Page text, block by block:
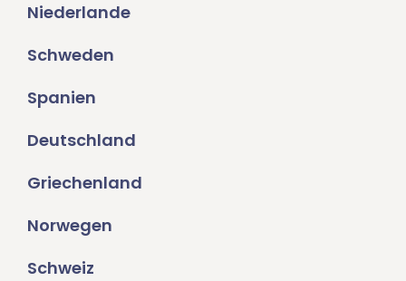
Niederlande
Schweden
Spanien
Deutschland
Griechenland
Norwegen
Schweiz